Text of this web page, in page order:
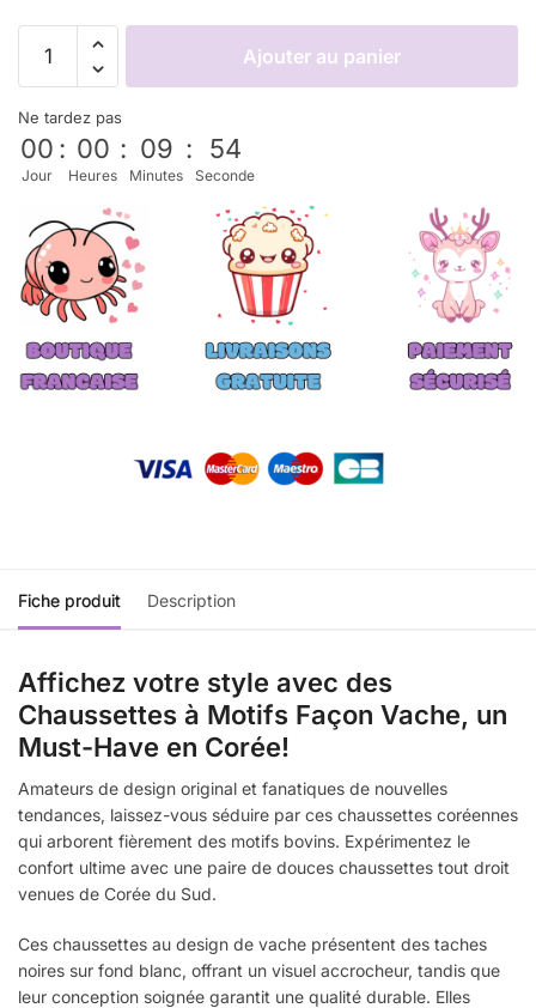
Ajouter au panier
Ne tardez pas
00
Jour
: 00
Heures
: 09
Minutes
: 53
Seconde
Fiche produit Description
Affichez votre style avec des
Chaussettes à Motifs Façon Vache, un
Must-Have en Corée!
Amateurs de design original et fanatiques de nouvelles
tendances, laissez-vous séduire par ces chaussettes coréennes
qui arborent fièrement des motifs bovins. Expérimentez le
confort ultime avec une paire de douces chaussettes tout droit
venues de Corée du Sud.
Ces chaussettes au design de vache présentent des taches
noires sur fond blanc, offrant un visuel accrocheur, tandis que
leur conception soignée garantit une qualité durable. Elles